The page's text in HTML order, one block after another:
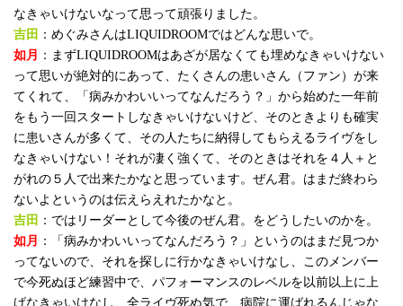
なきゃいけないなって思って頑張りました。
吉田 ：めぐみさんはLIQUIDROOMではどんな思いで。
如月
：まずLIQUIDROOMはあざが居なくても埋めなきゃいけない
って思いが絶対的にあって、たくさんの患いさん（ファン）が来
てくれて、「病みかわいいってなんだろう？」から始めた一年前
をもう一回スタートしなきゃいけないけど、そのときよりも確実
に患いさんが多くて、その人たちに納得してもらえるライヴをし
なきゃいけない！それが凄く強くて、そのときはそれを４人＋と
がれの５人で出来たかなと思っています。ぜん君。はまだ終わら
ないよというのは伝えらえれたかなと。
吉田 ：ではリーダーとして今後のぜん君。をどうしたいのかを。
如月
：「病みかわいいってなんだろう？」というのはまだ見つか
ってないので、それを探しに行かなきゃいけなし、このメンバー
で今死ぬほど練習中で、パフォーマンスのレベルを以前以上に上
げなきゃいけなし、全ライヴ死ぬ気で、病院に運ばれるんじゃな